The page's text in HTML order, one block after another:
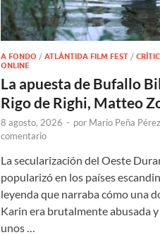
A FONDO /ATLÁNTIDA FILM FEST /
ONLINE
La apuesta de Bufallo
Rigo de Righi, Matteo
8 agosto, 2026 - por Mario Peña Pérez
comentario
La secularización del Oeste
popularizó en los países
leyenda que narraba cómo una
Karin era brutalmente abusada
unos …